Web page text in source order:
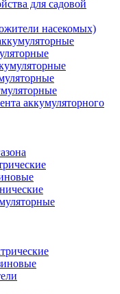
для садовой
насекомых)
аккумуляторного